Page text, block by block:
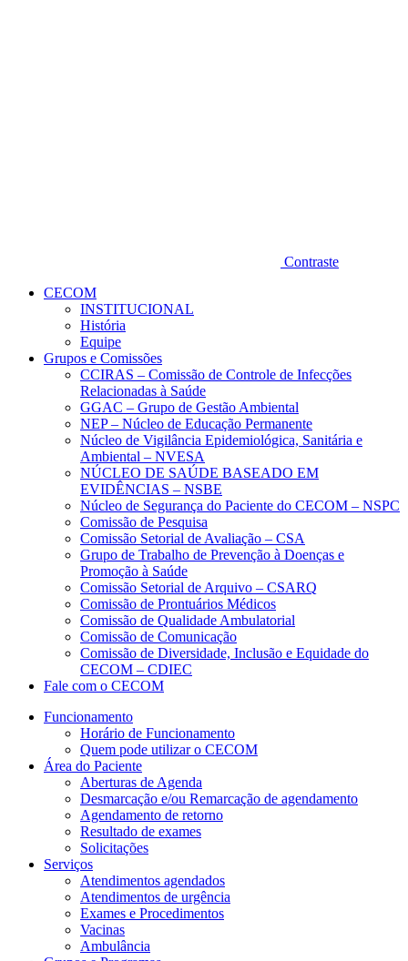
Contraste
CECOM
INSTITUCIONAL
História
Equipe
Grupos e Comissões
CCIRAS – Comissão de Controle de Infecções
Relacionadas à Saúde
GGAC – Grupo de Gestão Ambiental
NEP – Núcleo de Educação Permanente
Núcleo de Vigilância Epidemiológica, Sanitária e
Ambiental – NVESA
NÚCLEO DE SAÚDE BASEADO EM
EVIDÊNCIAS – NSBE
Núcleo de Segurança do Paciente do CECOM – NSPC
Comissão de Pesquisa
Comissão Setorial de Avaliação – CSA
Grupo de Trabalho de Prevenção à Doenças e
Promoção à Saúde
Comissão Setorial de Arquivo – CSARQ
Comissão de Prontuários Médicos
Comissão de Qualidade Ambulatorial
Comissão de Comunicação
Comissão de Diversidade, Inclusão e Equidade do
CECOM – CDIEC
Fale com o CECOM
Funcionamento
Horário de Funcionamento
Quem pode utilizar o CECOM
Área do Paciente
Aberturas de Agenda
Desmarcação e/ou Remarcação de agendamento
Agendamento de retorno
Resultado de exames
Solicitações
Serviços
Atendimentos agendados
Atendimentos de urgência
Exames e Procedimentos
Vacinas
Ambulância